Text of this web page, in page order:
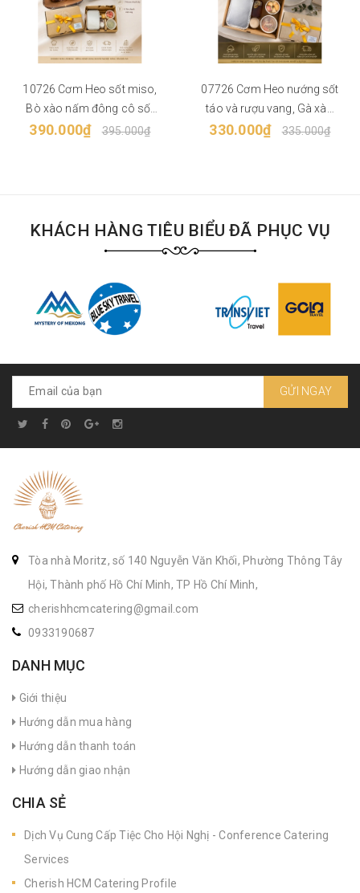
10726 Cơm Heo sốt miso,
Bò xào nấm đông cô sốt
dầu hào
390.000₫ 395.000₫
07726 Cơm Heo nướng sốt
táo và rượu vang, Gà xào
chua ngọt
330.000₫ 335.000₫
KHÁCH HÀNG TIÊU BIỂU ĐÃ PHỤC VỤ
GỬI NGAY
Tòa nhà Moritz, số 140 Nguyễn Văn Khối, Phường Thông Tây
Hội, Thành phố Hồ Chí Minh, TP Hồ Chí Minh,
cherishhcmcatering@gmail.com
0933190687
DANH MỤC
Giới thiệu
Hướng dẫn mua hàng
Hướng dẫn thanh toán
Hướng dẫn giao nhận
CHIA SẺ
Dịch Vụ Cung Cấp Tiệc Cho Hội Nghị - Conference Catering
Services
Cherish HCM Catering Profile